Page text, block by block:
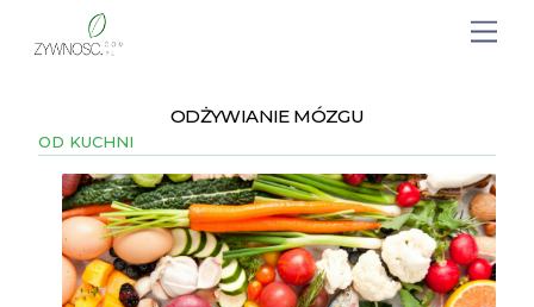
ODŻYWIANIE MÓZGU
OD KUCHNI